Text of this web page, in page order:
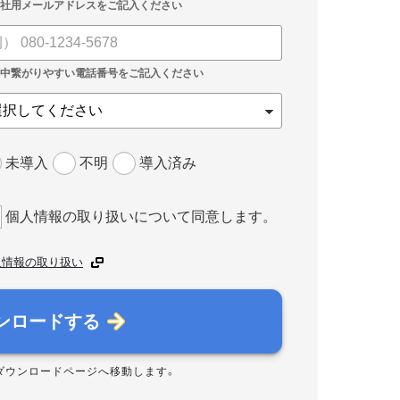
未導入 不明 導入済み
個人情報の取り扱いについて同意します。
報の取り扱い
ロードする
ウンロードページへ移動します。